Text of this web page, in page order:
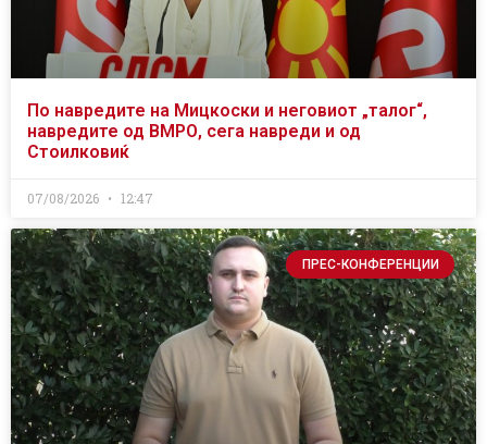
По навредите на Мицкоски и неговиот „талог“,
навредите од ВМРО, сега навреди и од
Стоилковиќ
07/08/2026 12:47
ПРЕС-КОНФЕРЕНЦИИ